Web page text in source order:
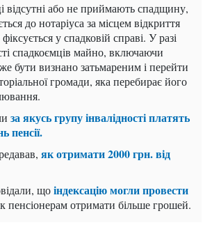
відсутні або не приймають спадщину,
до нотаріуса за місцем відкриття
у спадковій справі. У разі
спадкоємців майно, включаючи
бути визнано затьмареним і перейти
громади, яка перебирає його
за якусь групу інвалідності платять
пенсії.
як отримати 2000 грн. від
щоіндексацію могли провести
пенсіонерам отримати більше грошей.